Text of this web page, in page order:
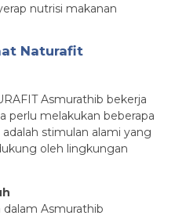
nutrisi makanan
Naturafit
Asmurathib bekerja
perlu melakukan beberapa
stimulan alami yang
oleh lingkungan
Asmurathib